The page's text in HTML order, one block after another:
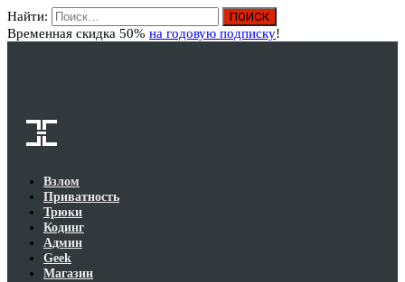
Найти:
Временная скидка 50% на годовую подписку!
Взлом
Приватность
Трюки
Кодинг
Админ
Geek
Магазин